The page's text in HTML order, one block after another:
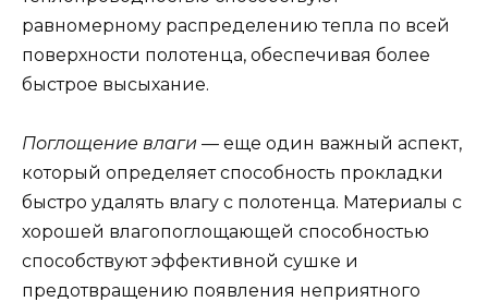
равномерному распределению тепла по всей
поверхности полотенца, обеспечивая более
быстрое высыхание.
Поглощение влаги — еще один важный аспект,
который определяет способность прокладки
быстро удалять влагу с полотенца. Материалы с
хорошей влагопоглощающей способностью
способствуют эффективной сушке и
предотвращению появления неприятного